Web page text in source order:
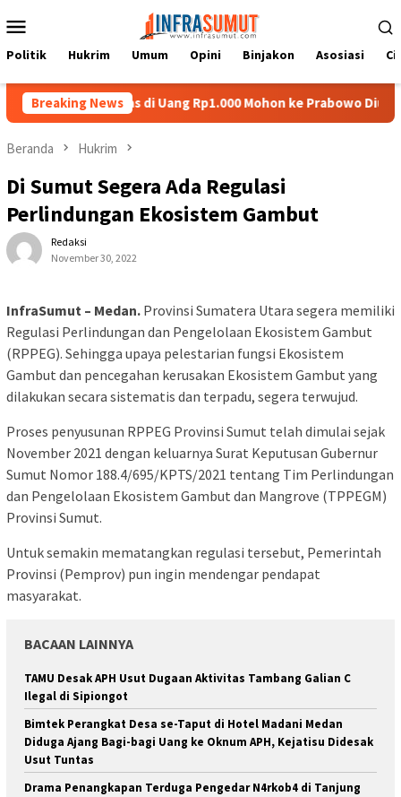
ke
Mobile
Politik Hukrim Umum Opini Binjakon Asosiasi
Breaking News
Nias di Uang Rp1.000 Mohon ke Prabowo Diundang
Beranda Hukrim
Di Sumut Segera Ada Regulasi
Perlindungan Ekosistem Gambut
Redaksi
November 30, 2022
InfraSumut – Medan. Provinsi Sumatera Utara segera memiliki
Regulasi Perlindungan dan Pengelolaan Ekosistem Gambut
(RPPEG). Sehingga upaya pelestarian fungsi Ekosistem
Gambut dan pencegahan kerusakan Ekosistem Gambut yang
dilakukan secara sistematis dan terpadu, segera terwujud.
Proses penyusunan RPPEG Provinsi Sumut telah dimulai sejak
November 2021 dengan keluarnya Surat Keputusan Gubernur
Sumut Nomor 188.4/695/KPTS/2021 tentang Tim Perlindungan
dan Pengelolaan Ekosistem Gambut dan Mangrove (TPPEGM)
Provinsi Sumut.
Untuk semakin mematangkan regulasi tersebut, Pemerintah
Provinsi (Pemprov) pun ingin mendengar pendapat
masyarakat.
BACAAN LAINNYA
TAMU Desak APH Usut Dugaan Aktivitas Tambang Galian C
Ilegal di Sipiongot
Bimtek Perangkat Desa se-Taput di Hotel Madani Medan
Diduga Ajang Bagi-bagi Uang ke Oknum APH, Kejatisu Didesak
Usut Tuntas
Drama Penangkapan Terduga Pengedar N4rkob4 di Tanjung